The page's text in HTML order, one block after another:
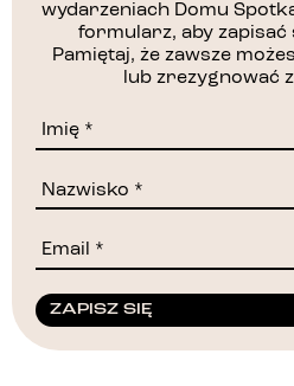
wydarzeniach Domu
formularz, aby zapisać
Pamiętaj, że zawsze
lub zrezygnować
ZAPISZ SIĘ